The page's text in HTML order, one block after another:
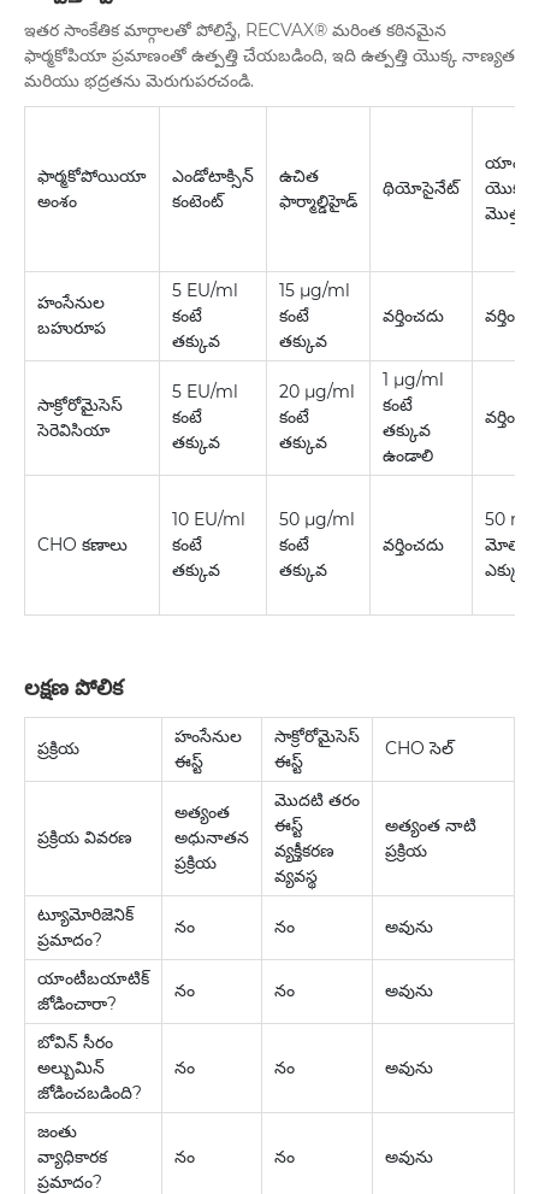
ఇతర సాంకేతిక మార్గాలతో పోలిస్తే, RECVAX® మరింత కఠినమైన
ఫార్మకోపియా ప్రమాణంతో ఉత్పత్తి చేయబడింది, ఇది ఉత్పత్తి యొక్క నాణ్యత
మరియు భద్రతను మెరుగుపరచండి.
ఫార్మకోపోయియా
అంశం
ఎండోటాక్సిన్
కంటెంట్
ఉచిత
ఫార్మాల్డిహైడ్
థియోసైనేట్
యొక్క
మొత్తం
హంసేనుల
బహురూప
5 EU/ml
కంటే
తక్కువ
15 µg/ml
కంటే
తక్కువ
వర్తించదు
సాక్రోరోమైసెస్
సెరెవిసియా
5 EU/ml
కంటే
తక్కువ
20 µg/ml
కంటే
తక్కువ
1 µg/ml
కంటే
తక్కువ
ఉండాలి
CHO కణాలు
10 EU/ml
కంటే
తక్కువ
50 µg/ml
కంటే
తక్కువ
వర్తించదు
50 ng
ఎక్కువ
లక్షణ పోలిక
ప్రక్రియ
హంసేనుల
ఈస్ట్
సాక్రోరోమైసెస్
ఈస్ట్
CHO సెల్
ప్రక్రియ వివరణ
అత్యంత
అధునాతన
ప్రక్రియ
మొదటి తరం
ఈస్ట్
వ్యక్తీకరణ
వ్యవస్థ
అత్యంత నాటి
ప్రక్రియ
ట్యూమోరిజెనిక్
ప్రమాదం?
నం నం అవును
యాంటీబయాటిక్
జోడించారా?
నం నం అవును
బోవిన్ సీరం
అల్బుమిన్
జోడించబడింది?
నం నం అవును
జంతు
వ్యాధికారక
ప్రమాదం?
నం నం అవును